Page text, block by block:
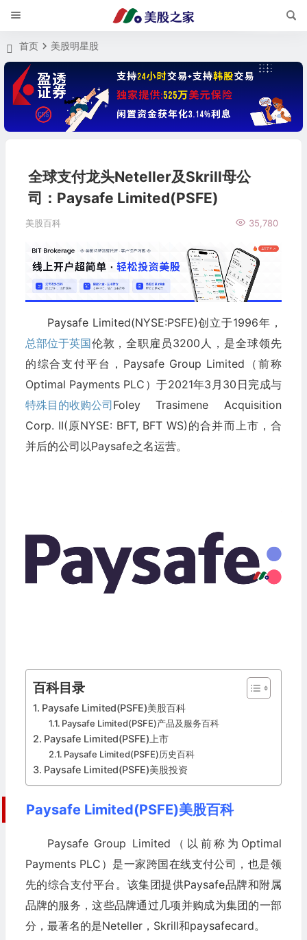
首页 美股明星股
全球支付龙头Neteller及Skrill母公
司：Paysafe Limited(PSFE)
美股百科 35,780
Paysafe Limited(NYSE:PSFE)创立于1996年，
总部位于英国伦敦，全职雇员3200人，是全球领先
的综合支付平台，Paysafe Group Limited（前称
Optimal Payments PLC）于2021年3月30日完成与
特殊目的收购公司Foley Trasimene Acquisition
Corp. II(原NYSE: BFT, BFT WS)的合并而上市，合
并后的公司以Paysafe之名运营。
百科目录
Paysafe Limited(PSFE)美股百科
Paysafe Limited(PSFE)产品及服务百科
Paysafe Limited(PSFE)上市
Paysafe Limited(PSFE)历史百科
Paysafe Limited(PSFE)美股投资
Paysafe Limited(PSFE)美股百科
Paysafe Group Limited（以前称为Optimal
Payments PLC）是一家跨国在线支付公司，也是领
先的综合支付平台。该集团提供Paysafe品牌和附属
品牌的服务，这些品牌通过几项并购成为集团的一部
分，最著名的是Neteller，Skrill和paysafecard。